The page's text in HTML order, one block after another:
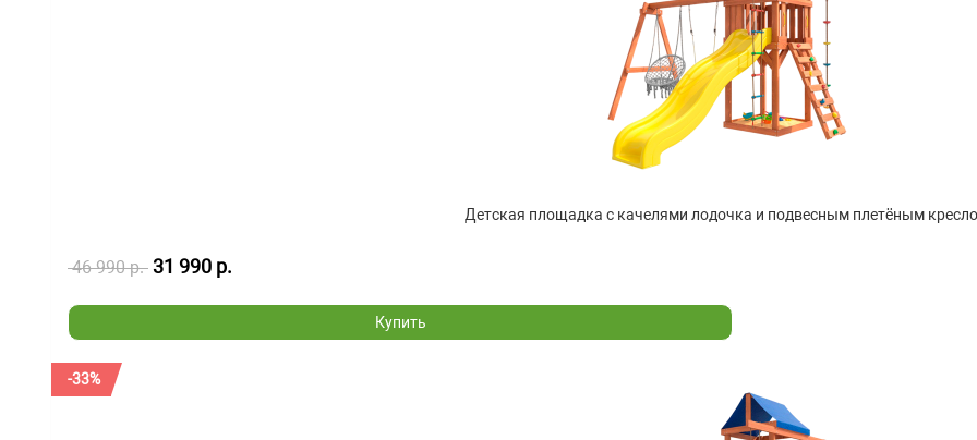
Детская площадка с качелями лодочка и подвесным плетёным
46 990 р. 31 990 р.
Купить
-33%